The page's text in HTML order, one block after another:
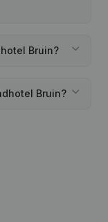
Bruin?
Bruin?